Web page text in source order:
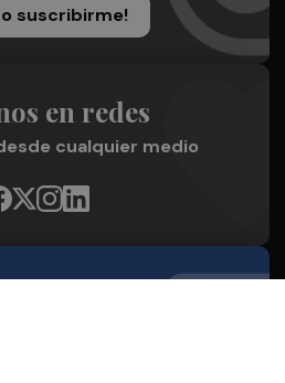
suscribirme!
en redes
cualquier medio